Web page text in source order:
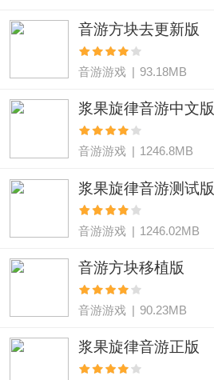
音游方块去更新版
音游游戏 | 93.18MB
浆果旋律音游中文版
音游游戏 | 1246.8MB
浆果旋律音游测试版
音游游戏 | 1246.02MB
音游方块移植版
音游游戏 | 90.23MB
浆果旋律音游正版